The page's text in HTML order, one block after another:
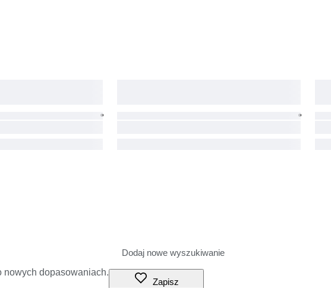
nowych dopasowaniach.
Zapisz